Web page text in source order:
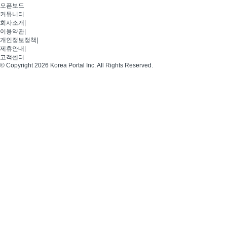
오픈보드
커뮤니티
회사소개
이용약관
개인정보정책
제휴안내
고객센터
© Copyright 2026 Korea Portal Inc. All Rights Reserved.